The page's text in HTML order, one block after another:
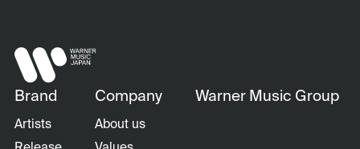
Brand
Artists
Company
About us
Warner Music Group